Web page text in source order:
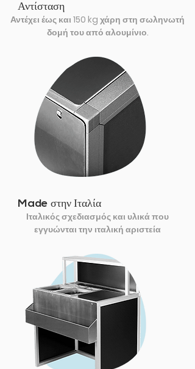
Αντίσταση
Αντέχει έως και 150 kg χάρη στη σωληνωτή
δομή του από αλουμίνιο.
Made στην Ιταλία
Ιταλικός σχεδιασμός και υλικά που
εγγυώνται την ιταλική αριστεία